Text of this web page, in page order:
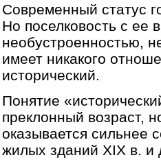
Современный статус
Но поселковость с ее
необустроенностью,
имеет никакого
исторический.
Понятие
преклонный возраст,
оказывается сильнее
жилых зданий XIX в.